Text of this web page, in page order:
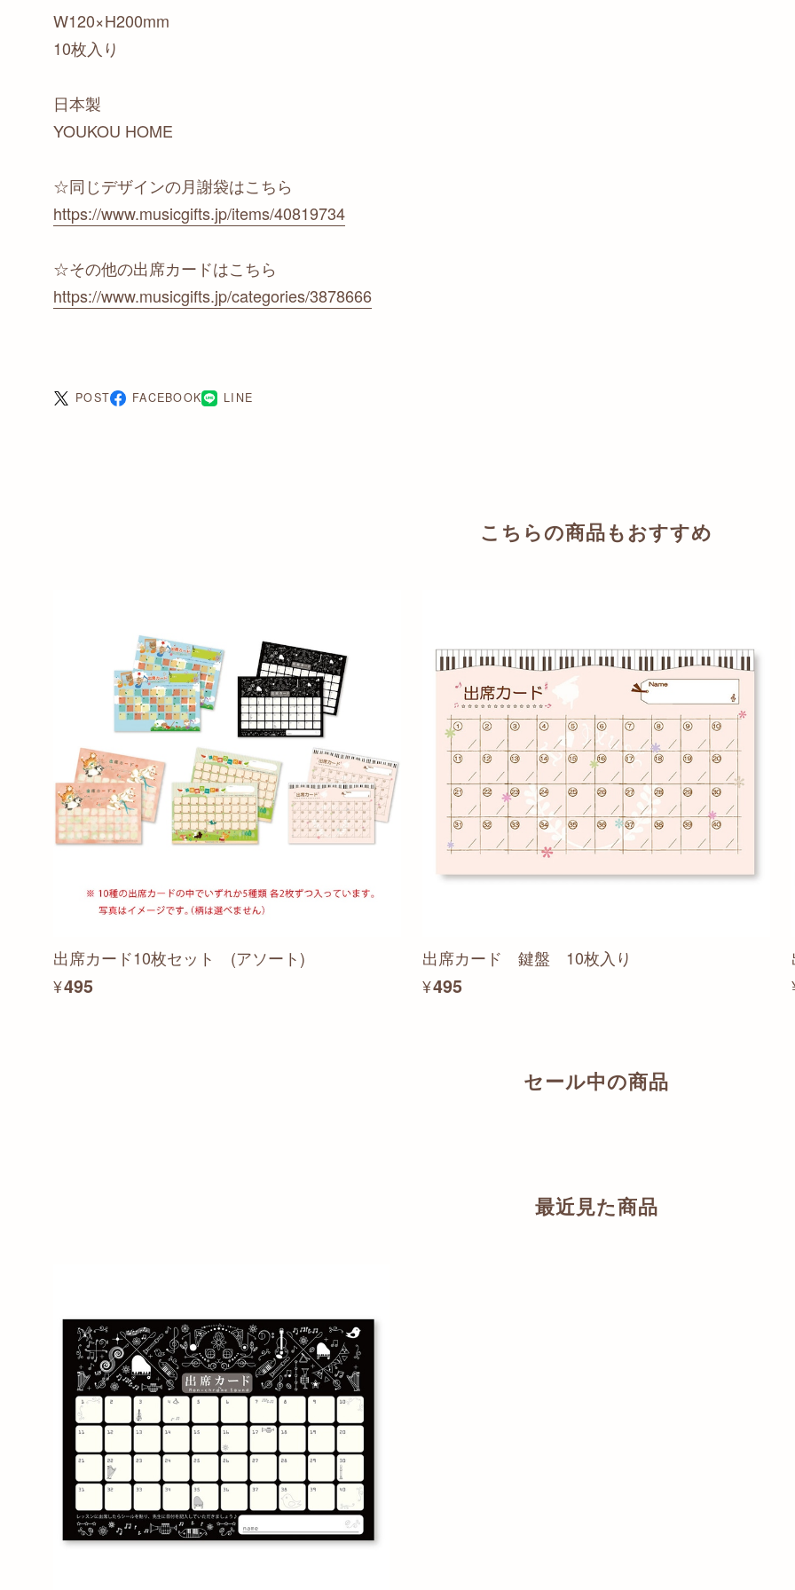
W120×H200mm
10枚入り
日本製
YOUKOU HOME
☆同じデザインの月謝袋はこちら
https://www.musicgifts.jp/items/40819734
☆その他の出席カードはこちら
https://www.musicgifts.jp/categories/3878666
POST FACEBOOK LINE
こちらの商品もおすすめ
出席カード10枚セット (アソート)
¥495
出席カード 鍵盤 10枚入り
¥495
セール中の商品
最近見た商品